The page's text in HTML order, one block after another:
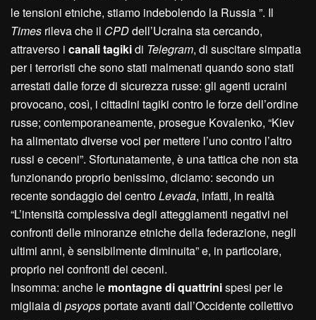
le tensioni etniche, stiamo indebolendo la Russia ”. Il
Times rileva che il CPDdell’Ucraina sta cercando,
attraverso i canali tagikidi Telegram, di suscitare simpatia
per i terroristi che sono stati malmenati quando sono stati
arrestati dalle forze di sicurezza russe: gli agenti ucraini
provocano, così, i cittadini tagiki contro le forze dell’ordine
russe; contemporaneamente, prosegue Kovalenko, “Kiev
ha alimentato diverse voci per mettere l’uno contro l’altro
russi e ceceni”. Sfortunatamente, è una tattica che non sta
funzionando proprio benissimo, diciamo: secondo un
recente sondaggio del centroLevada, infatti, in realtà
“L’intensità complessiva degli atteggiamenti negativi nei
confronti delle minoranze etniche della federazione, negli
ultimi anni, è sensibilmente diminuita” e, in particolare,
proprio nei confronti dei ceceni.
Insomma: anche le montagne di quattrinispesi per le
migliaia di psyopsportate avanti dall’Occidente collettivo